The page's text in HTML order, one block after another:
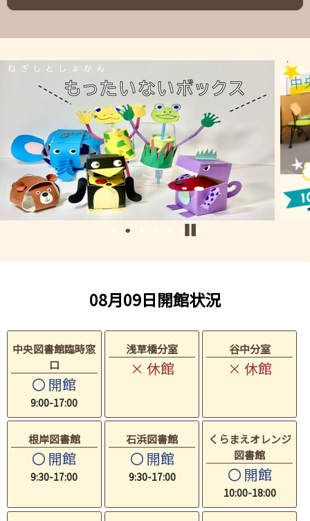
08月09日開館状況
中央図書館臨時窓
口
〇 開館
9:00-17:00
浅草橋分室
× 休館
谷中分室
× 休館
根岸図書館
〇 開館
9:30-17:00
石浜図書館
〇 開館
9:30-17:00
くらまえオレンジ
図書館
〇 開館
10:00-18:00